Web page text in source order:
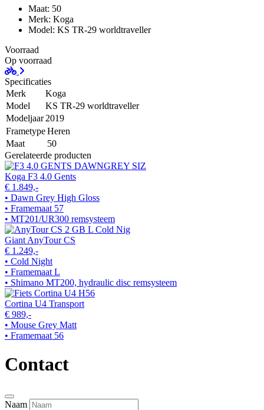
Maat: 50
Merk: Koga
Model: KS TR-29 worldtraveller
Voorraad
Op voorraad
Specificaties
Merk
Koga
Model
KS TR-29 worldtraveller
Modeljaar 2019
FrametypeHeren
Maat
50
Gerelateerde producten
Koga F3 4.0 Gents
€ 1.849,-
• Dawn Grey High Gloss
• Framemaat 57
• MT201/UR300 remsysteem
Giant AnyTour CS
€ 1.249,-
• Cold Night
• Framemaat L
• Shimano MT200, hydraulic disc remsysteem
Cortina U4 Transport
€ 989,-
• Mouse Grey Matt
• Framemaat 56
Contact
Naam